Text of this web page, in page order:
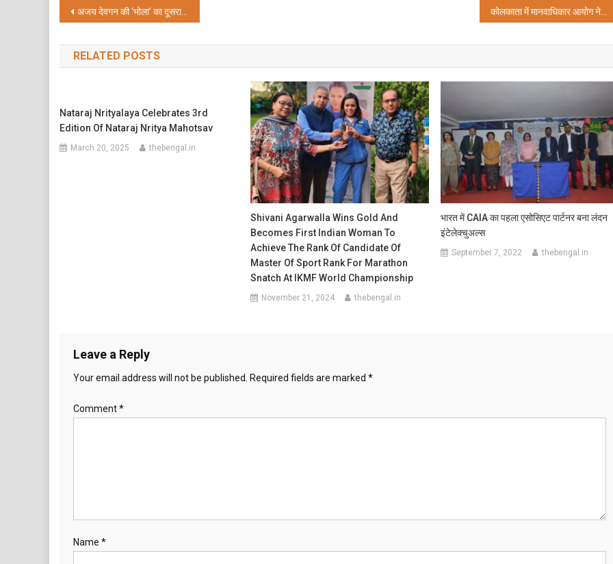
Post
navigation
अजय देवगन की ‘भोला’ का दूसरा टीज़र 24 जनवरी को लॉन्च
RELATED POSTS
Nataraj Nrityalaya Celebrates 3rd
Edition Of Nataraj Nritya Mahotsav
March 20, 2025 thebengal.in
Shivani Agarwalla Wins Gold And
Becomes First Indian Woman To
Achieve The Rank Of Candidate Of
Master Of Sport Rank For Marathon
Snatch At IKMF World Championship
November 21, 2024 thebengal.in
भारत में CAIA का पहला एसोसिएट पार्टनर बना लंदन
इंटेलेक्चुअल्स
September 7, 2022 thebengal.in
Leave a Reply
Your email address will not be published. Required fields are marked *
Comment*
Name *